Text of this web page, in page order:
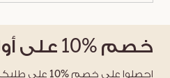
خصم %10 على
احصلوا على خصم